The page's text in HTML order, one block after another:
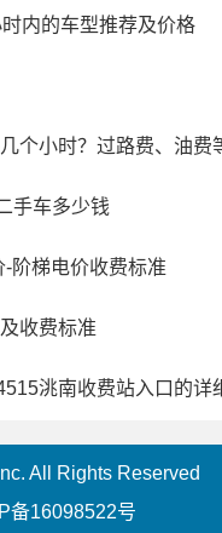
北部，是一个居住着
如金银铜等远销世界
内的车型推荐及价格
个小时？过路费、油费
手车多少钱
阶梯电价收费标准
收费标准
洮南收费站入口的详
All Rights Reserved
备16098522号